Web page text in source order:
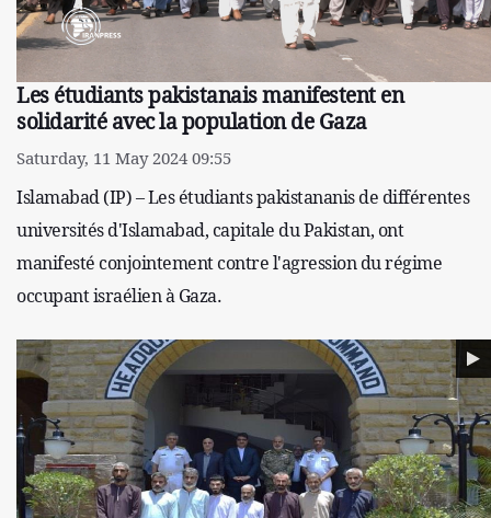
Les étudiants pakistanais manifestent en
solidarité avec la population de Gaza
Saturday, 11 May 2024 09:55
Islamabad (IP) – Les étudiants pakistananis de différentes
universités d'Islamabad, capitale du Pakistan, ont
manifesté conjointement contre l'agression du régime
occupant israélien à Gaza.